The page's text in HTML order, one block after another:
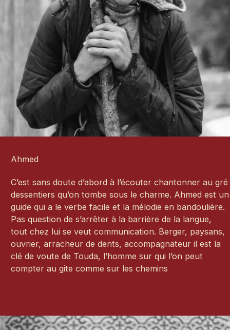
Ahmed
C’est sans doute d’abord à l’écouter chantonner au gré
dessentiers qu’on tombe sous le charme. Ahmed est un
guide qui a le verbe facile et la mélodie en bandoulière.
Pas question de s’arrêter à la barrière de la langue,
tout chez lui se veut communication. Berger, paysans,
ouvrier, arracheur de dents, accompagnateur il est la
clé de voute de Touda, l’homme sur qui l’on peut
compter au gite comme sur les chemins